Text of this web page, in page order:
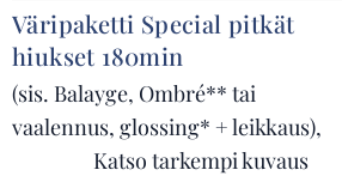
Väripaketti Special pitkät
hiukset 180min
(sis. Balayge, Ombré** tai
vaalennus, glossing* + leikkaus),
Katso tarkempi kuvaus